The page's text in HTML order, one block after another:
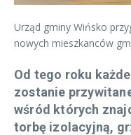
Urząd gminy Wińsko
nowych mieszkanców
Od tego roku
zostanie
wśród których
torbę izolacyjną,